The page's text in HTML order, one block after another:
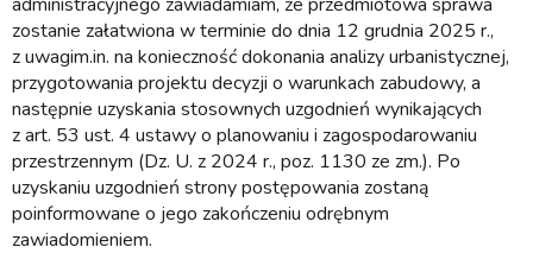
zostanie załatwiona w terminie do dnia 12 grudnia 2025 r.,
z uwagim.in. na konieczność dokonania analizy urbanistycznej,
przygotowania projektu decyzji o warunkach zabudowy, a
następnie uzyskania stosownych uzgodnień wynikających
z art. 53 ust. 4 ustawy o planowaniu i zagospodarowaniu
przestrzennym (Dz. U. z 2024 r., poz. 1130 ze zm.). Po
uzyskaniu uzgodnień strony postępowania zostaną
poinformowane o jego zakończeniu odrębnym
zawiadomieniem.